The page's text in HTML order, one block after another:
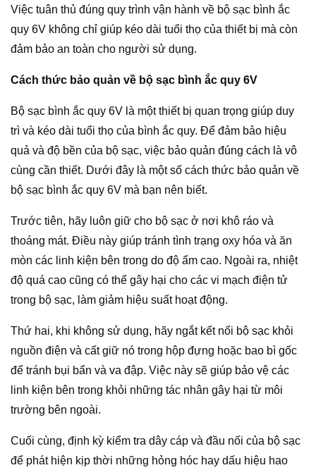
Việc tuân thủ đúng quy trình vận hành về bộ sạc bình ắc
quy 6V không chỉ giúp kéo dài tuổi thọ của thiết bị mà còn
đảm bảo an toàn cho người sử dụng.
Cách thức bảo quản về bộ sạc bình ắc quy 6V
Bộ sạc bình ắc quy 6V là một thiết bị quan trọng giúp duy
trì và kéo dài tuổi thọ của bình ắc quy. Để đảm bảo hiệu
quả và độ bền của bộ sạc, việc bảo quản đúng cách là vô
cùng cần thiết. Dưới đây là một số cách thức bảo quản về
bộ sạc bình ắc quy 6V mà bạn nên biết.
Trước tiên, hãy luôn giữ cho bộ sạc ở nơi khô ráo và
thoáng mát. Điều này giúp tránh tình trạng oxy hóa và ăn
mòn các linh kiện bên trong do độ ẩm cao. Ngoài ra, nhiệt
độ quá cao cũng có thể gây hại cho các vi mạch điện tử
trong bộ sạc, làm giảm hiệu suất hoạt động.
Thứ hai, khi không sử dụng, hãy ngắt kết nối bộ sạc khỏi
nguồn điện và cất giữ nó trong hộp đựng hoặc bao bì gốc
để tránh bụi bẩn và va đập. Việc này sẽ giúp bảo vệ các
linh kiện bên trong khỏi những tác nhân gây hại từ môi
trường bên ngoài.
Cuối cùng, định kỳ kiểm tra dây cáp và đầu nối của bộ sạc
để phát hiện kịp thời những hỏng hóc hay dấu hiệu hao